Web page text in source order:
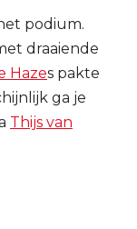
podium.
draaiende
Hazes pakte
ga je
Thijs van